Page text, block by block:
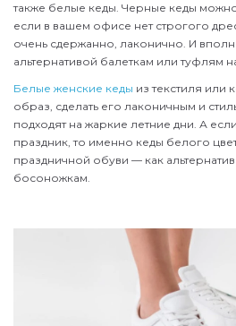
также белые кеды. Черные кеды
если в вашем офисе нет строгого
очень сдержанно, лаконично. И
альтернативой балеткам или туфлям
Белые женские кеды из текстиля или
образ, сделать его лаконичным и
подходят на жаркие летние дни. А
праздник, то именно кеды белого
праздничной обуви — как
босоножкам.